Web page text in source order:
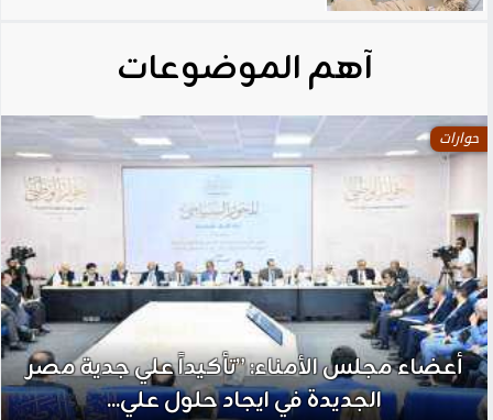
آهم الموضوعات
حوارات
أعضاء مجلس الأمناء: ”تأكيداً علي جدية مصر
الجديدة في ايجاد حلول علي...